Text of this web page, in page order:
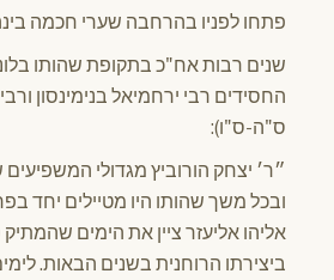
פתחו לפניו בהרחבה שערי חכמה
שנים רבות אח"כ בתקופת שהותו
החסידים רבי ירחמיאל בנימינסון
ס"ה-ס"ו):
״ר׳ יצחק הורוביץ מגדולי
ובכל משך שהותו היו מטיילים יחד
אליהו אליעזר ציין את הימים שהמתיק
ביצירתו הרוחנית בשנים הבאות.